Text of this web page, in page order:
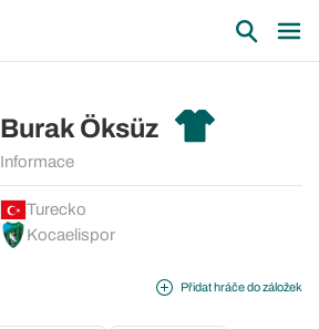
Burak Öksüz
Informace
Turecko
Kocaelispor
Přidat hráče do záložek